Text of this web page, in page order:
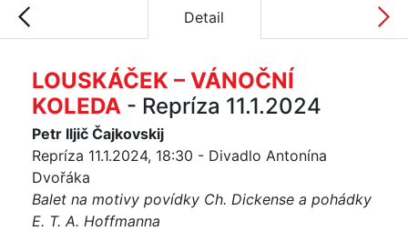
Detail
LOUSKÁČEK – VÁNOČNÍ
KOLEDA - Repríza 11.1.2024
Petr Iljič Čajkovskij
Repríza 11.1.2024, 18:30 - Divadlo Antonína
Dvořáka
Balet na motivy povídky Ch. Dickense a pohádky
E. T. A. Hoffmanna